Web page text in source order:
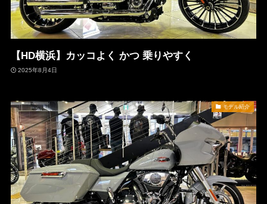
【HD横浜】カッコよく かつ 乗りやすく
2025年8月4日
モデル紹介